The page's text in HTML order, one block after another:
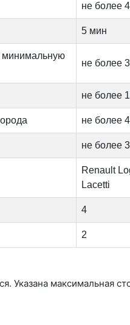
не более
5 мин
минимальную
не более
не более
не более
не более
Renault
Lacetti
4
2
Указана максимальная